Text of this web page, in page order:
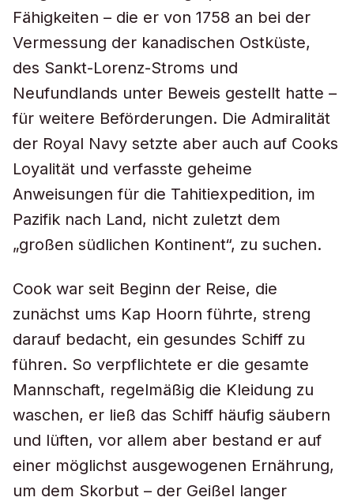
Fähigkeiten – die er von 1758 an bei der
Vermessung der kanadischen Ostküste,
des Sankt-Lorenz-Stroms und
Neufundlands unter Beweis gestellt hatte –
für weitere Beförderungen. Die Admiralität
der Royal Navy setzte aber auch auf Cooks
Loyalität und verfasste geheime
Anweisungen für die Tahitiexpedition, im
Pazifik nach Land, nicht zuletzt dem
„großen südlichen Kontinent“, zu suchen.
Cook war seit Beginn der Reise, die
zunächst ums Kap Hoorn führte, streng
darauf bedacht, ein gesundes Schiff zu
führen. So verpflichtete er die gesamte
Mannschaft, regelmäßig die Kleidung zu
waschen, er ließ das Schiff häufig säubern
und lüften, vor allem aber bestand er auf
einer möglichst ausgewogenen Ernährung,
um dem Skorbut – der Geißel langer